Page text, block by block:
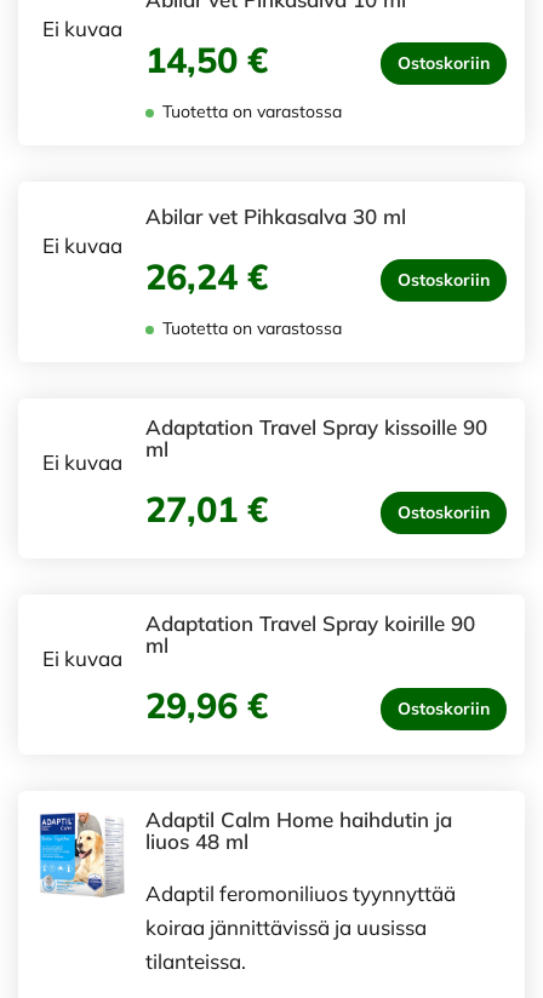
Ei kuvaa
14,50 € Ostoskoriin
Tuotetta on varastossa
Ei kuvaa
Abilar vet Pihkasalva 30 ml
26,24 € Ostoskoriin
Tuotetta on varastossa
Ei kuvaa
Adaptation Travel Spray kissoille 90
ml
27,01 € Ostoskoriin
Ei kuvaa
Adaptation Travel Spray koirille 90
ml
29,96 € Ostoskoriin
Adaptil Calm Home haihdutin ja
liuos 48 ml
Adaptil feromoniliuos tyynnyttää
koiraa jännittävissä ja uusissa
tilanteissa.